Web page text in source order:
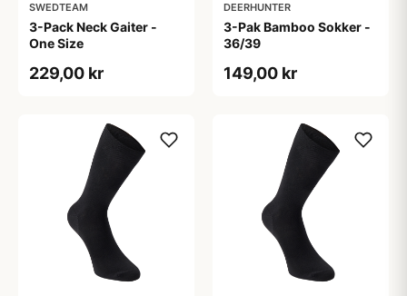
SWEDTEAM
3-Pack Neck Gaiter -
One Size
229,00 kr
DEERHUNTER
3-Pak Bamboo Sokker -
36/39
149,00 kr